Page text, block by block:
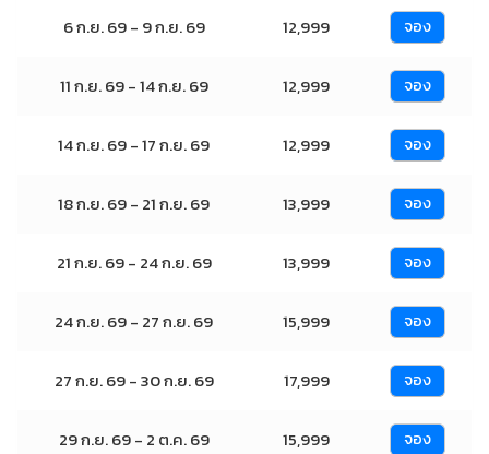
6 ก.ย. 69 - 9 ก.ย. 69 12,999 จอง
11 ก.ย. 69 - 14 ก.ย. 69 12,999 จอง
14 ก.ย. 69 - 17 ก.ย. 69 12,999 จอง
18 ก.ย. 69 - 21 ก.ย. 69 13,999 จอง
21 ก.ย. 69 - 24 ก.ย. 69 13,999 จอง
24 ก.ย. 69 - 27 ก.ย. 69 15,999 จอง
27 ก.ย. 69 - 30 ก.ย. 69 17,999 จอง
29 ก.ย. 69 - 2 ต.ค. 69 15,999 จอง